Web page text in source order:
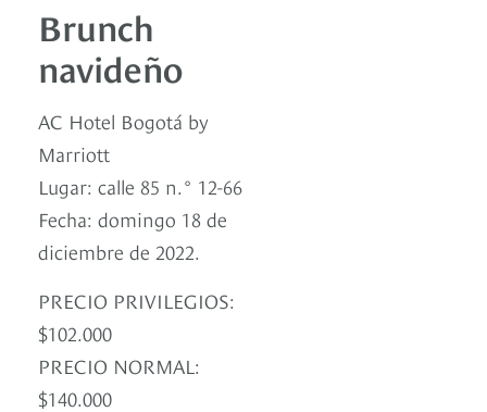
Brunch
navideño
AC Hotel Bogotá by
Marriott
Lugar: calle 85 n.° 12-66
Fecha: domingo 18 de
diciembre de 2022.
PRECIO PRIVILEGIOS:
$102.000
PRECIO NORMAL:
$140.000